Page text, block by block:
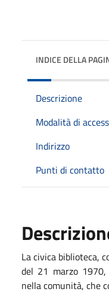
INDICE DELLA
Descrizione
Modalità di
Indirizzo
Punti di contatto
La civica biblioteca,
del 21 marzo
nella comunità, che